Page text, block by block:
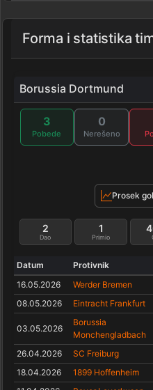
Forma i statistika
Borussia Dortmund
3
Pobede
0
Nerešeno
Prosek
Dao
2
Primio
1
Datum Protivnik
16.05.2026
Werder Bremen
08.05.2026 Eintracht Frankfurt
03.05.2026
Borussia
Monchengladbach
26.04.2026 SC Freiburg
18.04.2026 1899 Hoffenheim